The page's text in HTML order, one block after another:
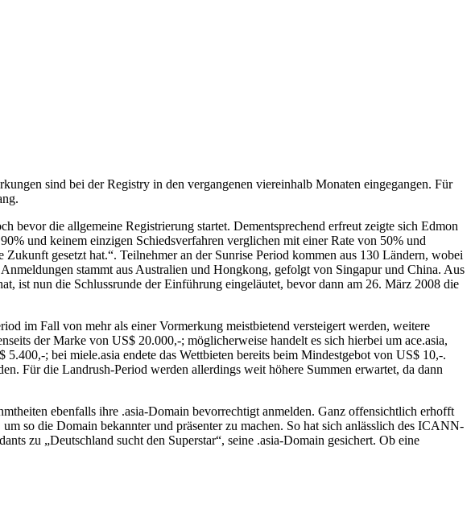
sind bei der Registry in den vergangenen viereinhalb Monaten eingegangen. Für
bevor die allgemeine Registrierung startet. Dementsprechend erfreut zeigte sich Edmon
und keinem einzigen Schiedsverfahren verglichen mit einer Rate von 50% und
gesetzt hat.“. Teilnehmer an der Sunrise Period kommen aus 130 Ländern, wobei
stammt aus Australien und Hongkong, gefolgt von Singapur und China. Aus
ist nun die Schlussrunde der Einführung eingeläutet, bevor dann am 26. März 2008 die
im Fall von mehr als einer Vormerkung meistbietend versteigert werden, weitere
der Marke von US$ 20.000,-; möglicherweise handelt es sich hierbei um ace.asia,
; bei miele.asia endete das Wettbieten bereits beim Mindestgebot von US$ 10,-.
Für die Landrush-Period werden allerdings weit höhere Summen erwartet, da dann
ebenfalls ihre .asia-Domain bevorrechtigt anmelden. Ganz offensichtlich erhofft
so die Domain bekannter und präsenter zu machen. So hat sich anlässlich des ICANN-
zu „Deutschland sucht den Superstar“, seine .asia-Domain gesichert. Ob eine